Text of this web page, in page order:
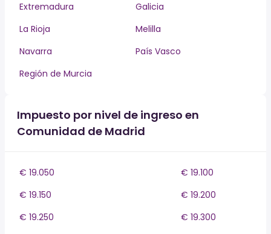
Extremadura
Galicia
La Rioja
Melilla
Navarra
País Vasco
Región de Murcia
Impuesto por nivel de ingreso en
Comunidad de Madrid
€ 19.050
€ 19.100
€ 19.150
€ 19.200
€ 19.250
€ 19.300